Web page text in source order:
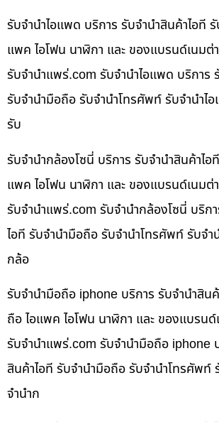
รับจำนำไอแพด บริการ รับจำนำสินค้าไอที
แพค ไอโฟน นาฬิกา และ ของแบรนด์เนมต่
รับจํานําแพร่.com รับจำนำไอแพด บริการ
รับจำนำมือถือ รับจำนำโทรศัพท์ รับจำนำไ
รับ
รับจำนำกล้องโซนี่ บริการ รับจำนำสินค้าไอ
แพค ไอโฟน นาฬิกา และ ของแบรนด์เนมต่
รับจํานําแพร่.com รับจำนำกล้องโซนี่ บริก
ไอที รับจำนำมือถือ รับจำนำโทรศัพท์ รับจำ
กล้อ
รับจำนำมือถือ iphone บริการ รับจำนำสิน
ถือ ไอแพค ไอโฟน นาฬิกา และ ของแบรน
รับจํานําแพร่.com รับจำนำมือถือ iphone
สินค้าไอที รับจำนำมือถือ รับจำนำโทรศัพท์
จำนำก